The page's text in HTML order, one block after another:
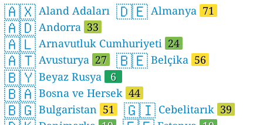
🇦🇽 Aland Adaları 🇩🇪 Almanya 71
🇦🇩 Andorra 33
🇦🇱 Arnavutluk Cumhuriyeti 24
🇦🇹 Avusturya 27 🇧🇪 Belçika 56
🇧🇾 Beyaz Rusya 6
🇧🇦 Bosna ve Hersek 44
🇧🇬 Bulgaristan 51 🇬🇮 Cebelitarık 39